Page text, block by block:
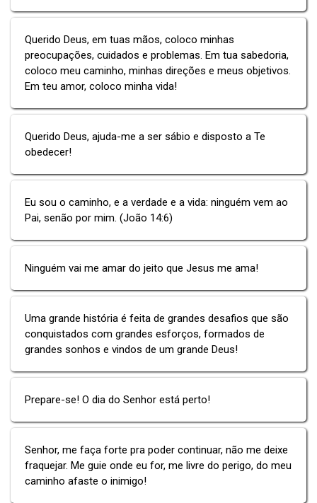
Querido Deus, em tuas mãos, coloco minhas
preocupações, cuidados e problemas. Em tua sabedoria,
coloco meu caminho, minhas direções e meus objetivos.
Em teu amor, coloco minha vida!
Querido Deus, ajuda-me a ser sábio e disposto a Te
obedecer!
Eu sou o caminho, e a verdade e a vida: ninguém vem ao
Pai, senão por mim. (João 14:6)
Ninguém vai me amar do jeito que Jesus me ama!
Uma grande história é feita de grandes desafios que são
conquistados com grandes esforços, formados de
grandes sonhos e vindos de um grande Deus!
Prepare-se! O dia do Senhor está perto!
Senhor, me faça forte pra poder continuar, não me deixe
fraquejar. Me guie onde eu for, me livre do perigo, do meu
caminho afaste o inimigo!